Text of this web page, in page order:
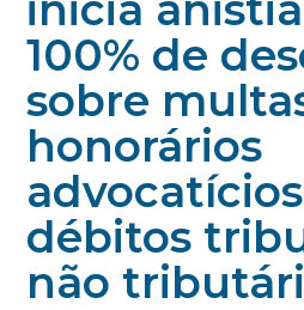
100% de
sobre
honorários
débitos
não